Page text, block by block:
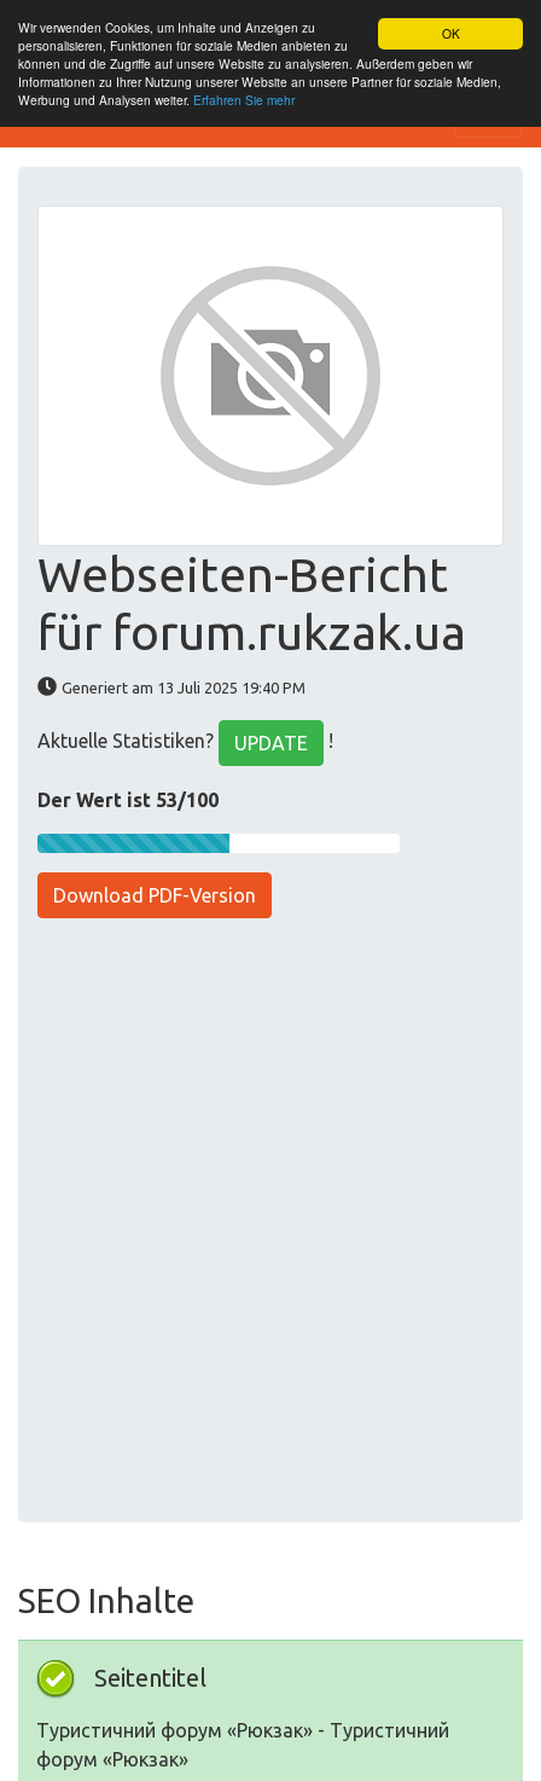
OK
Wir verwenden Cookies, um Inhalte und Anzeigen zu
personalisieren, Funktionen für soziale Medien anbieten zu
können und die Zugriffe auf unsere Website zu analysieren. Außerdem geben wir
Informationen zu Ihrer Nutzung unserer Website an unsere Partner für soziale Medien,
Werbung und Analysen weiter. Erfahren Sie mehr
SEO Analytics
Webseiten-Bericht
für forum.rukzak.ua
Generiert am 13 Juli 2025 19:40 PM
Aktuelle Statistiken? UPDATE !
Der Wert ist 53/100
Download PDF-Version
SEO Inhalte
Seitentitel
Туристичний форум «Рюкзак» - Туристичний
форум «Рюкзак»